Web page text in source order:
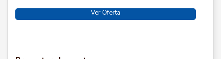
Ver Oferta